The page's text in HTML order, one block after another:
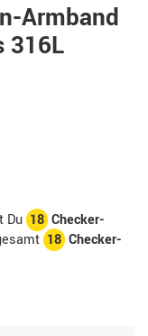
Armband
316L
Du 18 Checker-
18 Checker-